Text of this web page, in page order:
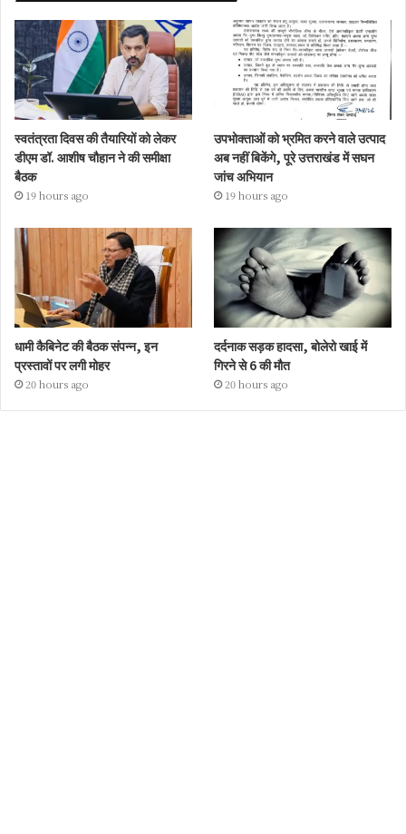
स्वतंत्रता दिवस की तैयारियों को लेकर
डीएम डॉ. आशीष चौहान ने की समीक्षा
बैठक
19 hours ago
उपभोक्ताओं को भ्रमित करने वाले उत्पाद
अब नहीं बिकेंगे, पूरे उत्तराखंड में सघन
जांच अभियान
19 hours ago
धामी कैबिनेट की बैठक संपन्न, इन
प्रस्तावों पर लगी मोहर
20 hours ago
दर्दनाक सड़क हादसा, बोलेरो खाई में
गिरने से 6 की मौत
20 hours ago